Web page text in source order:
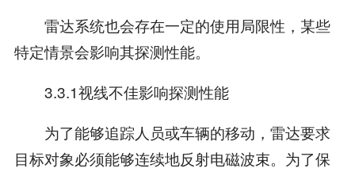
雷达系统也会存在一定的使用局限性，某些
特定情景会影响其探测性能。
3.3.1视线不佳影响探测性能
为了能够追踪人员或车辆的移动，雷达要求
目标对象必须能够连续地反射电磁波束。为了保